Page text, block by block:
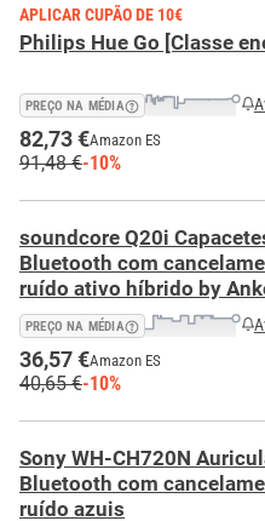
APLICAR CUPÃO DE 10€
Philips Hue Go [Classe
PREÇO NA MÉDIA
82,73 €Amazon ES
91,48 €-10%
soundcore Q20i
Bluetooth com
ruído ativo híbrido by
PREÇO NA MÉDIA
36,57 €Amazon ES
40,65 €-10%
Sony WH-CH720N
Bluetooth com
ruído azuis